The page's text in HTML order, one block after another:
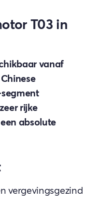
T03 in
vanaf
rijke
absolute
vergevingsgezind